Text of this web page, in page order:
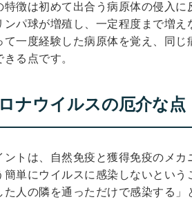
特徴は初めて出合う病原体の侵入
ンパ球が増殖し、一定程度まで増
て一度経験した病原体を覚え、同
る点です。
ナウイルスの厄介な点
ントは、自然免疫と獲得免疫のメ
簡単にウイルスに感染しないとい
た人の隣を通っただけで感染する